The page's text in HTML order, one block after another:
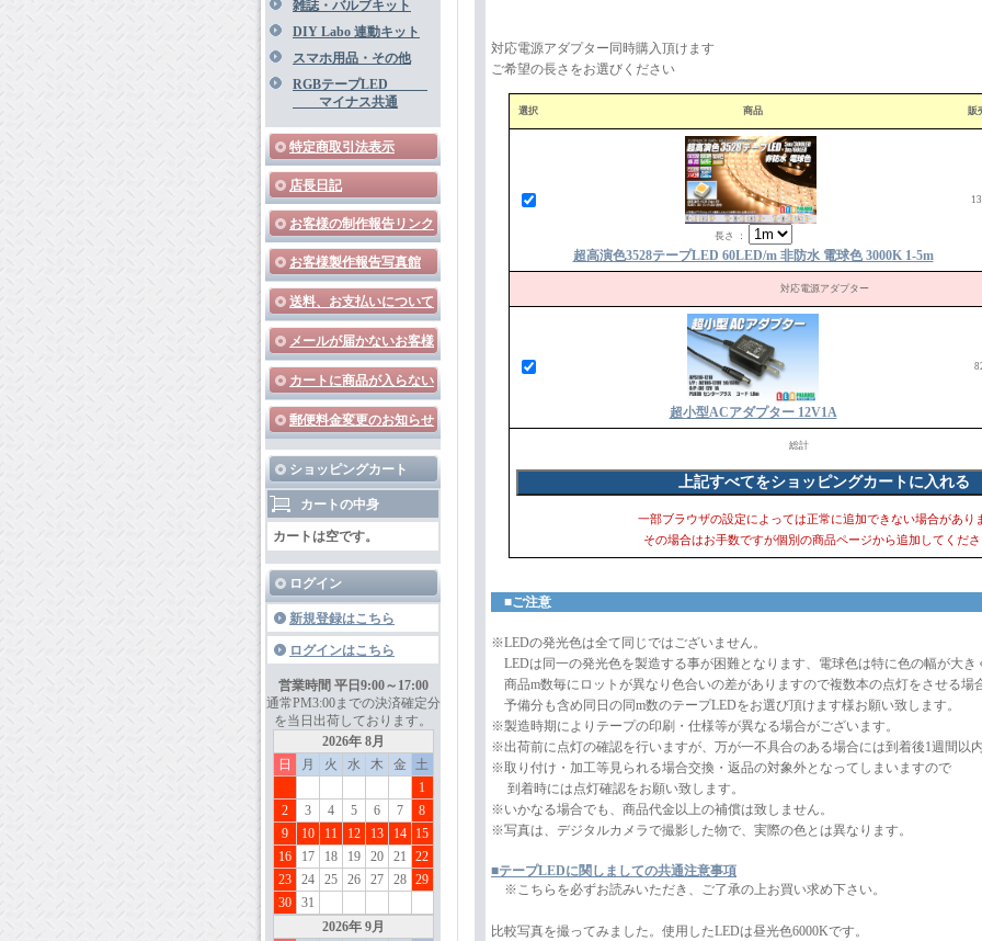
雑誌・バルブキット
DIY Labo 連動キット
スマホ用品・その他
RGBテープLED
マイナス共通
特定商取引法表示
店長日記
お客様の制作報告リンク
お客様製作報告写真館
送料、お支払いについて
メールが届かないお客様
カートに商品が入らない
郵便料金変更のお知らせ
ショッピングカート
カートの中身
カートは空です。
ログイン
新規登録はこちら
ログインはこちら
営業時間 平日9:00～17:00
通常PM3:00までの決済確定分
を当日出荷しております。
2026年 8月
日
月 火 水 木 金
土
1
2
3 4 5 6 7
8
9
10 11 12 13 14
15
16
17 18 19 20 21
22
23
24 25 26 27 28
29
30
31
2026年 9月
対応電源アダプター同時購入頂けます
ご希望の長さをお選びください
選択 商品 販
長さ ：
超高演色3528テープLED 60LED/m 非防水 電球色 3000K 1-5m
対応電源アダプター
超小型ACアダプター 12V1A
総計
一部ブラウザの設定によっては正常に追加できない場合があり
その場合はお手数ですが個別の商品ページから追加してくだ
■ご注意
※LEDの発光色は全て同じではございません。
LEDは同一の発光色を製造する事が困難となります、電球色は特に色の幅が大き
商品m数毎にロットが異なり色合いの差がありますので複数本の点灯をさせる場
予備分も含め同日の同m数のテープLEDをお選び頂けます様お願い致します。
※製造時期によりテープの印刷・仕様等が異なる場合がございます。
※出荷前に点灯の確認を行いますが、万が一不具合のある場合には到着後1週間以
※取り付け・加工等見られる場合交換・返品の対象外となってしまいますので
到着時には点灯確認をお願い致します。
※いかなる場合でも、商品代金以上の補償は致しません。
※写真は、デジタルカメラで撮影した物で、実際の色とは異なります。
■テープLEDに関しましての共通注意事項
※こちらを必ずお読みいただき、ご了承の上お買い求め下さい。
比較写真を撮ってみました。使用したLEDは昼光色6000Kです。